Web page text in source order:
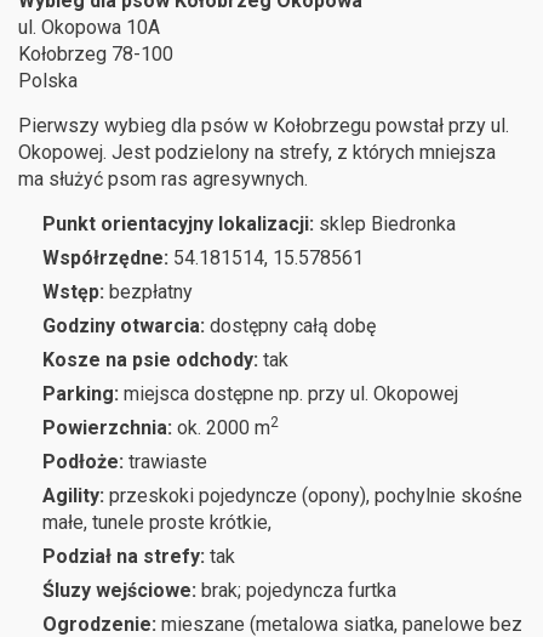
ul. Okopowa 10A
Kołobrzeg 78-100
Polska
Pierwszy wybieg dla psów w Kołobrzegu powstał przy ul.
Okopowej. Jest podzielony na strefy, z których mniejsza
ma służyć psom ras agresywnych.
Punkt orientacyjny lokalizacji: sklep Biedronka
Współrzędne: 54.181514, 15.578561
Wstęp: bezpłatny
Godziny otwarcia: dostępny całą dobę
Kosze na psie odchody: tak
Parking: miejsca dostępne np. przy ul. Okopowej
Powierzchnia: ok. 2000 m2
Podłoże: trawiaste
Agility: przeskoki pojedyncze (opony), pochylnie skośne
małe, tunele proste krótkie,
Podział na strefy: tak
Śluzy wejściowe: brak; pojedyncza furtka
Ogrodzenie: mieszane (metalowa siatka, panelowe bez